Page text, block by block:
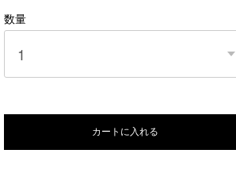
数量
カートに入れる